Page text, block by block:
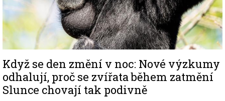
Když se den změní v noc: Nové výzkumy
odhalují, proč se zvířata během zatmění
Slunce chovají tak podivně